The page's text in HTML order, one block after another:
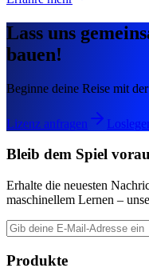
Lass uns
bauen!
Beginne deine Reise mit
Lizenz anfragen
Bleib dem Spiel
Erhalte die neuesten
maschinellem Lernen –
Produkte